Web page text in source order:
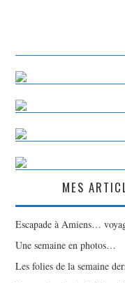
MES
Escapade à Amiens…
Une semaine en photos…
Les folies de la semaine